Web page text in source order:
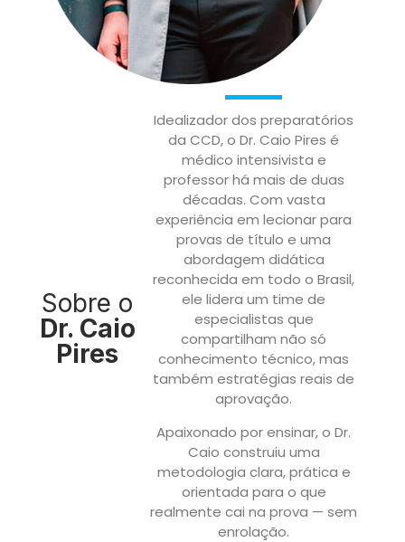
Sobre o
Dr. Caio
Pires
Idealizador dos preparatórios
da CCD, o Dr. Caio Pires é
médico intensivista e
professor há mais de duas
décadas. Com vasta
experiência em lecionar para
provas de título e uma
abordagem didática
reconhecida em todo o Brasil,
ele lidera um time de
especialistas que
compartilham não só
conhecimento técnico, mas
também estratégias reais de
aprovação.
Apaixonado por ensinar, o Dr.
Caio construiu uma
metodologia clara, prática e
orientada para o que
realmente cai na prova — sem
enrolação.